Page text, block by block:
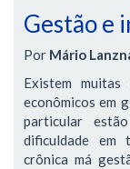
Gestão e
Por Mário
Existem
econômicos em
particular
dificuldade em
crônica má